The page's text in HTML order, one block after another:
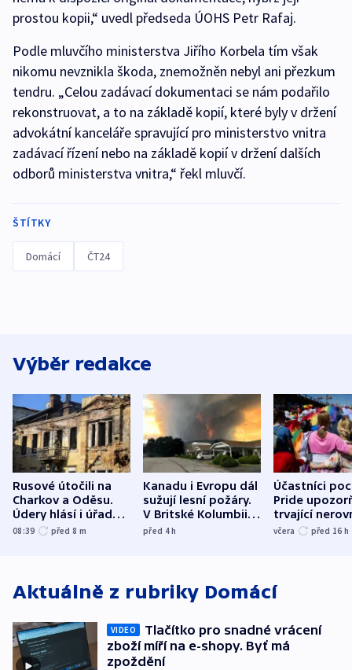
prostou kopii,“ uvedl předseda ÚOHS Petr Rafaj.
Podle mluvčího ministerstva Jiřího Korbela tím však
nikomu nevznikla škoda, znemožněn nebyl ani přezkum
tendru. „Celou zadávací dokumentaci se nám podařilo
rekonstruovat, a to na základě kopií, které byly v držení
advokátní kanceláře spravující pro ministerstvo vnitra
zadávací řízení nebo na základě kopií v držení dalších
odborů ministerstva vnitra,“ řekl mluvčí.
ŠTÍTKY
Domácí ČT24
Výběr redakce
Rusové útočili na
Charkov a Oděsu.
Údery hlásí i úřady v
Bělgorodu
08:39 před 8 m
Kanadu i Evropu dál
sužují lesní požáry.
V Britské Kolumbii
evakuovali tisíce lidí
před 4h
Účastníci
Pride
trvající
včera před 16 h
Aktuálně z rubriky Domácí
VIDEO
Tlačítko pro snadné vrácení
zboží míří na e-shopy. Byť má
zpoždění